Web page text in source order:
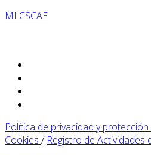
MI CSCAE
Política de privacidad y
Cookies / Registro de